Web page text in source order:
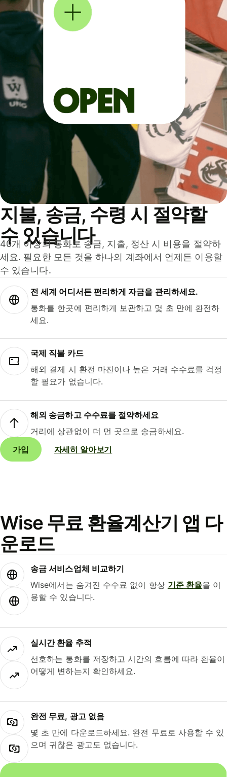
지불, 송금, 수령 시 절약할
수 있습니다
40개 이상의 통화로 송금, 지출, 정산 시 비용을 절약하
세요. 필요한 모든 것을 하나의 계좌에서 언제든 이용할
수 있습니다.
전 세계 어디서든 편리하게 자금을 관리하세요.
통화를 한곳에 편리하게 보관하고 몇 초 만에 환전하
세요.
국제 직불 카드
해외 결제 시 환전 마진이나 높은 거래 수수료를 걱정
할 필요가 없습니다.
해외 송금하고 수수료를 절약하세요
거리에 상관없이 더 먼 곳으로 송금하세요.
가입
자세히 알아보기
Wise 무료 환율계산기 앱 다
운로드
송금 서비스업체 비교하기
Wise에서는 숨겨진 수수료 없이 항상 기준 환율을 이
용할 수 있습니다.
실시간 환율 추적
선호하는 통화를 저장하고 시간의 흐름에 따라 환율이
어떻게 변하는지 확인하세요.
완전 무료, 광고 없음
몇 초 만에 다운로드하세요. 완전 무료로 사용할 수 있
으며 귀찮은 광고도 없습니다.